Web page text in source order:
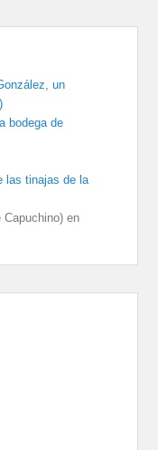
un
bodega de
las tinajas de la
Capuchino) en